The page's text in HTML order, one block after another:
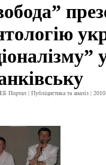
Портал | Публіцистика та аналіз |